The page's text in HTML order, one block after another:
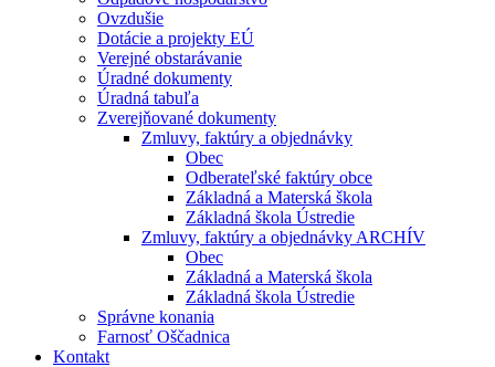
Ovzdušie
Dotácie a projekty EÚ
Verejné obstarávanie
Úradné dokumenty
Úradná tabuľa
Zverejňované dokumenty
Zmluvy, faktúry a objednávky
Obec
Odberateľské faktúry obce
Základná a Materská škola
Základná škola Ústredie
Zmluvy, faktúry a objednávky ARCHÍV
Obec
Základná a Materská škola
Základná škola Ústredie
Správne konania
Farnosť Oščadnica
Kontakt